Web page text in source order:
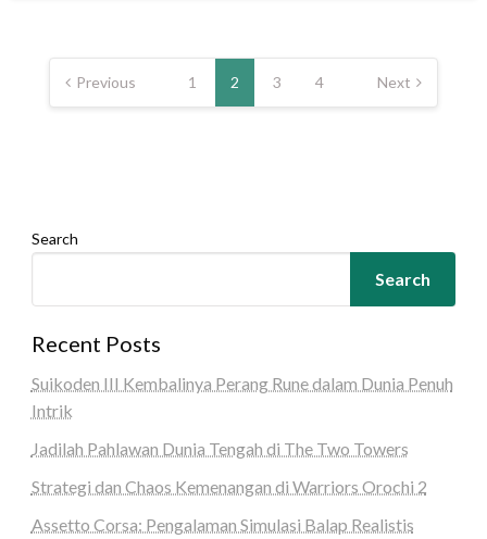
Posts
pagination
Previous 1 2 3 4 Next
Search
Search
Recent Posts
Suikoden III Kembalinya Perang Rune dalam Dunia Penuh
Intrik
Jadilah Pahlawan Dunia Tengah di The Two Towers
Strategi dan Chaos Kemenangan di Warriors Orochi 2
Assetto Corsa: Pengalaman Simulasi Balap Realistis